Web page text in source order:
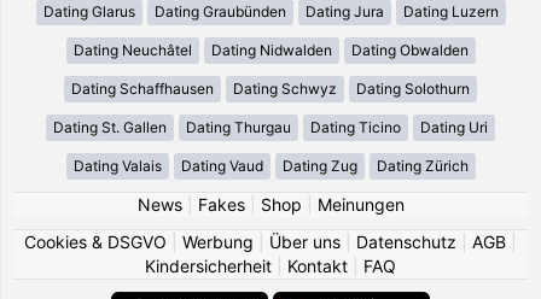
Dating Glarus Dating Graubünden Dating Jura Dating Luzern
Dating Neuchâtel Dating Nidwalden Dating Obwalden
Dating Schaffhausen Dating Schwyz Dating Solothurn
Dating St. Gallen Dating Thurgau Dating Ticino Dating Uri
Dating Valais Dating Vaud Dating Zug Dating Zürich
News| Fakes| Shop
Meinungen
Cookies & DSGVO
Werbung Über uns Datenschutz AGB
Kindersicherheit
Kontakt FAQ